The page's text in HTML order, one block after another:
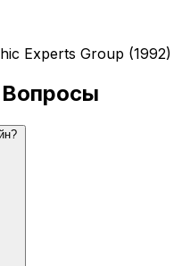
Experts Group (1992)